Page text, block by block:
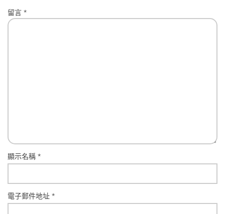
留言*
顯示名稱*
電子郵件地址*